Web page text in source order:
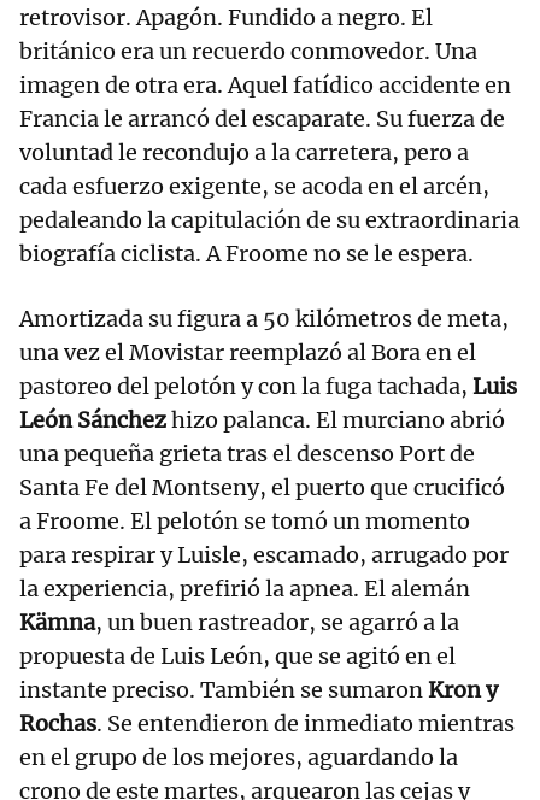
retrovisor. Apagón. Fundido a negro. El
británico era un recuerdo conmovedor. Una
imagen de otra era. Aquel fatídico accidente en
Francia le arrancó del escaparate. Su fuerza de
voluntad le recondujo a la carretera, pero a
cada esfuerzo exigente, se acoda en el arcén,
pedaleando la capitulación de su extraordinaria
biografía ciclista. A Froome no se le espera.
Amortizada su figura a 50 kilómetros de meta,
una vez el Movistar reemplazó al Bora en el
pastoreo del pelotón y con la fuga tachada, Luis
León Sánchezhizo palanca. El murciano abrió
una pequeña grieta tras el descenso Port de
Santa Fe del Montseny, el puerto que crucificó
a Froome. El pelotón se tomó un momento
para respirar y Luisle, escamado, arrugado por
la experiencia, prefirió la apnea. El alemán
Kämna, un buen rastreador, se agarró a la
propuesta de Luis León, que se agitó en el
instante preciso. También se sumaronKron y
Rochas. Se entendieron de inmediato mientras
en el grupo de los mejores, aguardando la
crono de este martes, arquearon las cejas y